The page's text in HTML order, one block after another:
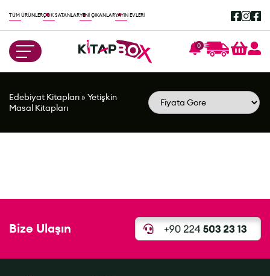
TÜM ÜRÜNLERÇOK SATANLARYENİ ÇIKANLARYAYIN EVLERİ
0
Edebiyat Kitapları» Yetişkin
Masal Kitapları
Bize Ulaşın